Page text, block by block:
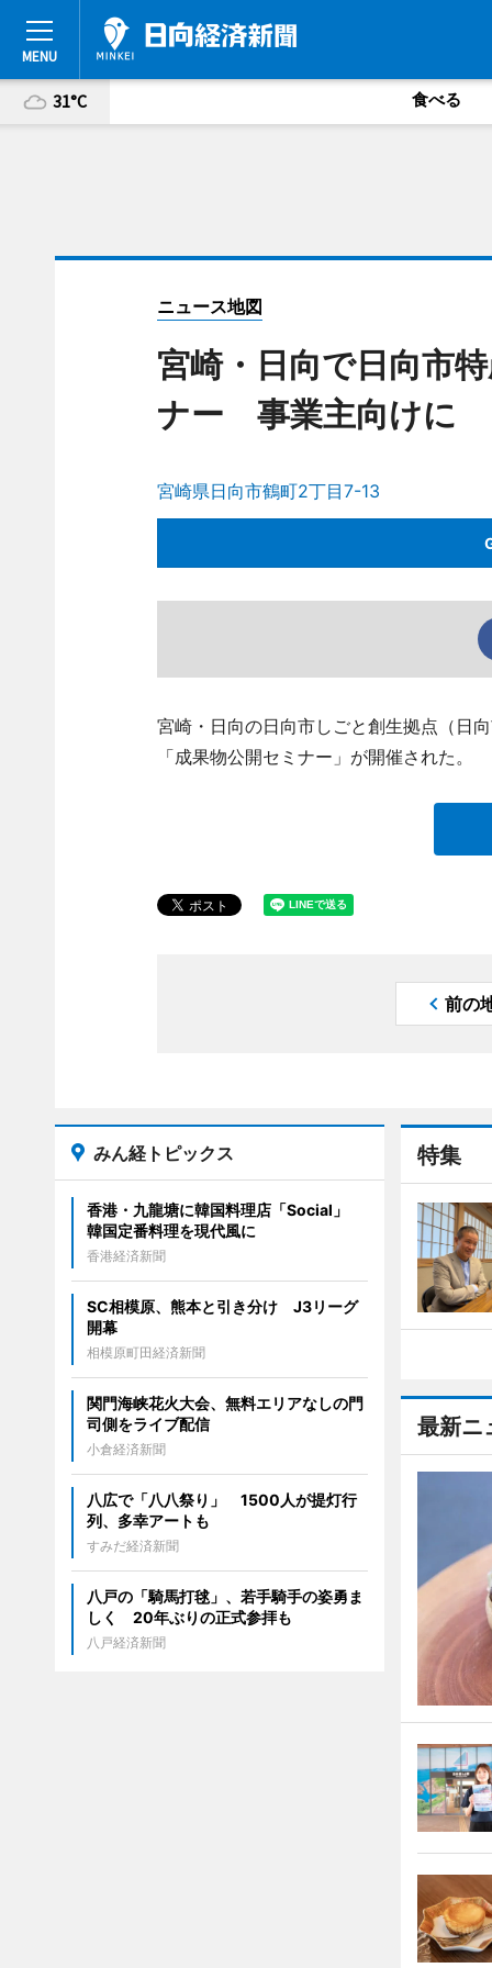
31°C 食べる
ニュース地図
宮崎・日向で日向市
ナー 事業主向けに
宮崎県日向市鶴町2丁目7-13
宮崎・日向の日向市しごと創生拠点（日
「成果物公開セミナー」が開催された。
前の
特集
最新ニ
みん経トピックス
香港・九龍塘に韓国料理店「Social」
韓国定番料理を現代風に
香港経済新聞
SC相模原、熊本と引き分け J3リーグ
開幕
相模原町田経済新聞
関門海峡花火大会、無料エリアなしの門
司側をライブ配信
小倉経済新聞
八広で「八八祭り」 1500人が提灯行
列、多幸アートも
すみだ経済新聞
八戸の「騎馬打毬」、若手騎手の姿勇ま
しく 20年ぶりの正式参拝も
八戸経済新聞